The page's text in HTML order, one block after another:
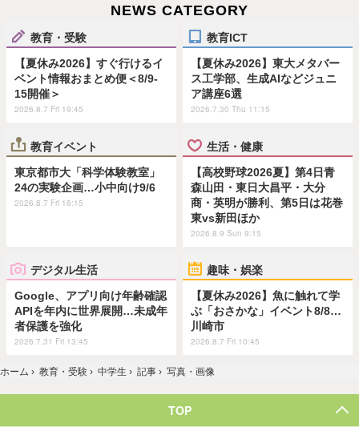
NEWS CATEGORY
教育・受験
【夏休み2026】すぐ行けるイ
ベント情報おまとめ便＜8/9-
15開催＞
2026.8.7 Fri 19:45
教育ICT
【夏休み2026】東大メタバー
ス工学部、生成AIなどジュニ
ア講座6選
2026.7.30 Thu 11:15
教育イベント
東京都市大「科学体験教室」
24の実験企画…小中向け9/6
2026.8.7 Fri 18:15
生活・健康
【高校野球2026夏】第4日青
森山田・東日大昌平・大分
商・英明が勝利、第5日は花巻
東vs新田ほか
2026.8.9 Sun 9:15
デジタル生活
Google、アプリ向け年齢確認
APIを年内に世界展開…未成年
者保護を強化
2026.7.31 Fri 13:45
趣味・娯楽
【夏休み2026】魚に触れて学
ぶ「おさかな」イベント8/8…
川崎市
2026.8.7 Fri 10:45
ホーム › 教育・受験 › 中学生 › 記事 › 写真・画像
TOP